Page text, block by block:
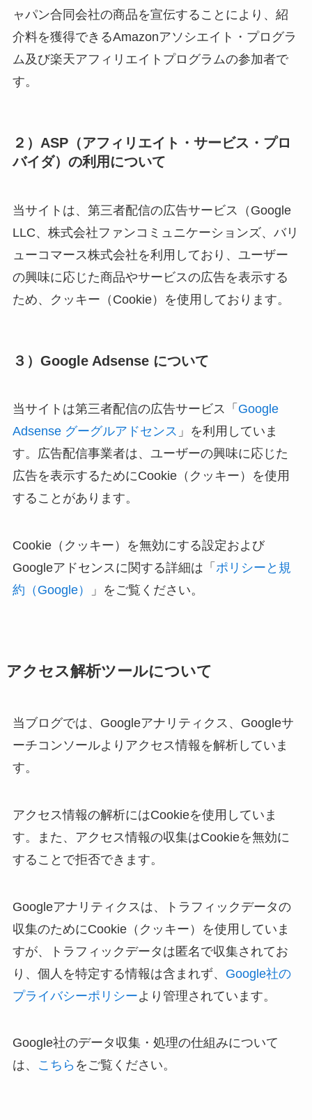
ャパン合同会社の商品を宣伝することにより、紹
介料を獲得できるAmazonアソシエイト・プログラ
ム及び楽天アフィリエイトプログラムの参加者で
す。
２）ASP（アフィリエイト・サービス・プロ
バイダ）の利用について
当サイトは、第三者配信の広告サービス（Google
LLC、株式会社ファンコミュニケーションズ、バリ
ューコマース株式会社を利用しており、ユーザー
の興味に応じた商品やサービスの広告を表示する
ため、クッキー（Cookie）を使用しております。
３）Google Adsense について
当サイトは第三者配信の広告サービス「 Google
Adsense グーグルアドセンス 」を利用していま
す。広告配信事業者は、ユーザーの興味に応じた
広告を表示するためにCookie（クッキー）を使用
することがあります。
Cookie（クッキー）を無効にする設定および
Googleアドセンスに関する詳細は「 ポリシーと規
約（Google）
」をご覧ください。
アクセス解析ツールについて
当ブログでは、Googleアナリティクス、Googleサ
ーチコンソールよりアクセス情報を解析していま
す。
アクセス情報の解析にはCookieを使用していま
す。また、アクセス情報の収集はCookieを無効に
することで拒否できます。
Googleアナリティクスは、トラフィックデータの
収集のためにCookie（クッキー）を使用していま
すが、トラフィックデータは匿名で収集されてお
り、個人を特定する情報は含まれず、 Google社の
プライバシーポリシーより管理されています。
Google社のデータ収集・処理の仕組みについて
は、
こちら をご覧ください。